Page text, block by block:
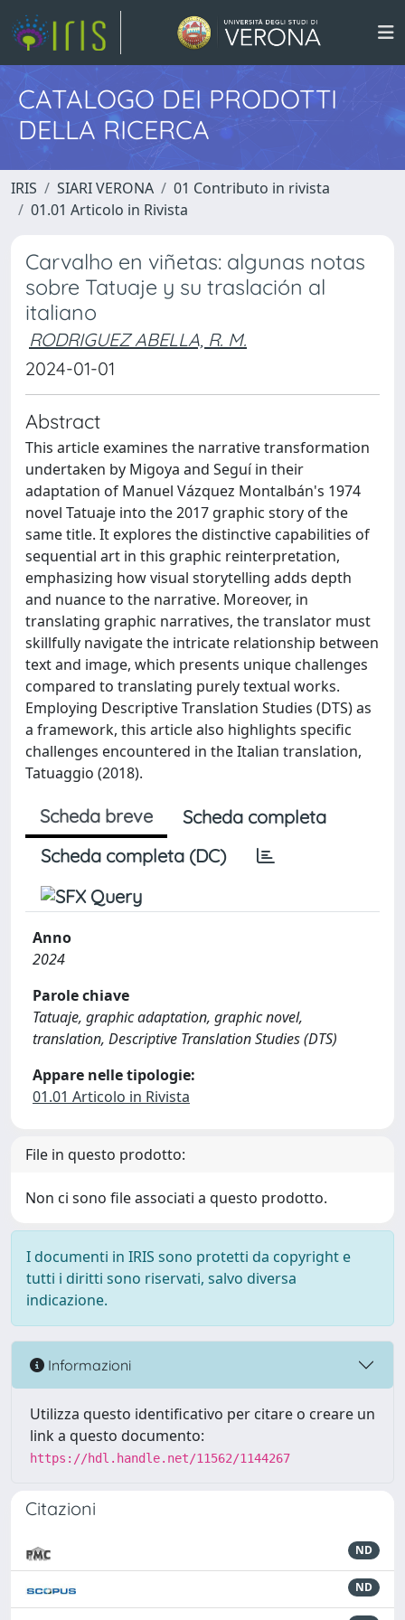
CATALOGO DEI PRODOTTI
DELLA RICERCA
IRIS SIARI VERONA
01 Contributo in rivista
01.01 Articolo in Rivista
Carvalho en viñetas: algunas notas
sobre Tatuaje y su traslación al
italiano
RODRIGUEZ ABELLA, R. M.
2024-01-01
Abstract
This article examines the narrative transformation
undertaken by Migoya and Seguí in their
adaptation of Manuel Vázquez Montalbán's 1974
novel Tatuaje into the 2017 graphic story of the
same title. It explores the distinctive capabilities of
sequential art in this graphic reinterpretation,
emphasizing how visual storytelling adds depth
and nuance to the narrative. Moreover, in
translating graphic narratives, the translator must
skillfully navigate the intricate relationship between
text and image, which presents unique challenges
compared to translating purely textual works.
Employing Descriptive Translation Studies (DTS) as
a framework, this article also highlights specific
challenges encountered in the Italian translation,
Tatuaggio (2018).
Scheda breve
Scheda completa
Scheda completa (DC)
Anno
2024
Parole chiave
Tatuaje, graphic adaptation, graphic novel,
translation, Descriptive Translation Studies (DTS)
Appare nelle tipologie:
01.01 Articolo in Rivista
File in questo prodotto:
Non ci sono file associati a questo prodotto.
I documenti in IRIS sono protetti da copyright e
tutti i diritti sono riservati, salvo diversa
indicazione.
Informazioni
Utilizza questo identificativo per citare o creare un
link a questo documento:
https://hdl.handle.net/11562/1144267
Citazioni
ND
ND